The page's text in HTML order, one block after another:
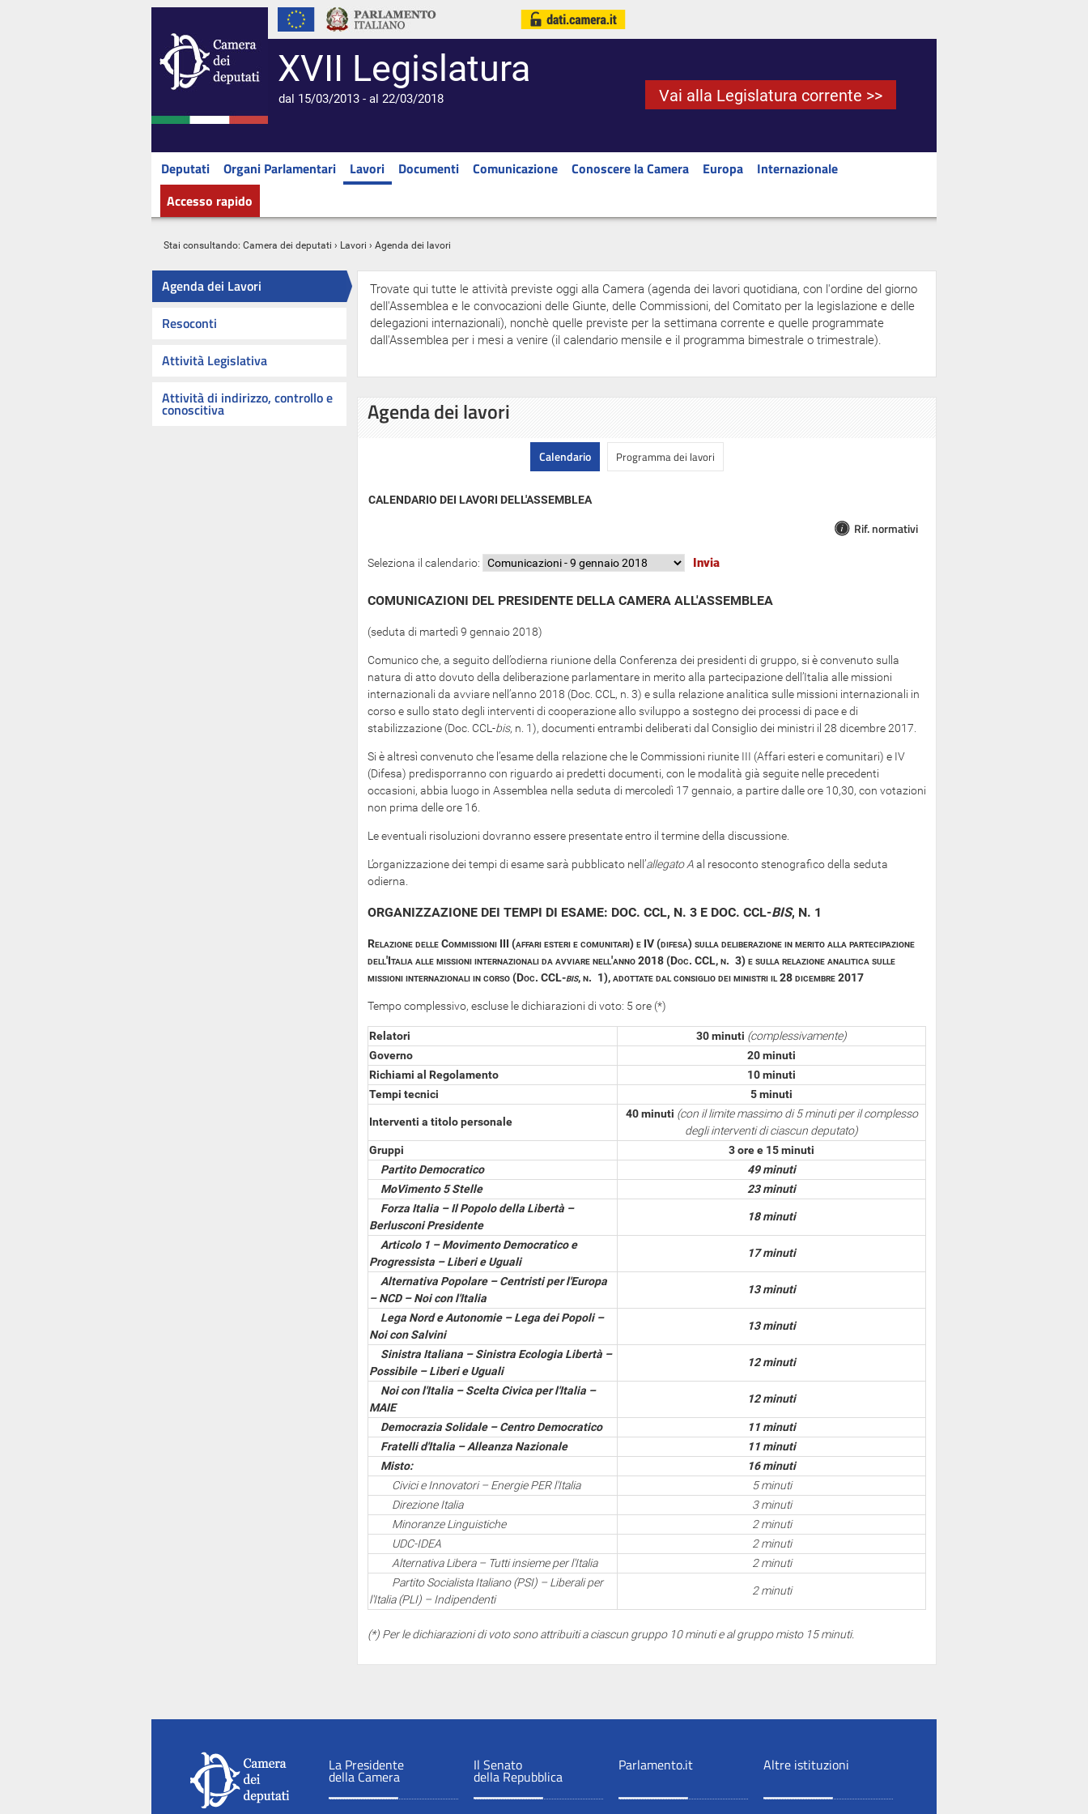
XVII Legislatura
dal 15/03/2013 - al 22/03/2018 Vai alla Legislatura corrente >>
Deputati Organi Parlamentari Lavori Documenti Comunicazione Conoscere la Camera Europa
Internazionale
Accesso rapido
Stai consultando: Camera dei deputati › Lavori › Agenda dei lavori
Agenda dei Lavori
Resoconti
Attività Legislativa
Attività di indirizzo, controllo e
conoscitiva
Trovate qui tutte le attività previste oggi alla Camera (agenda dei lavori quotidiana, con l'ordine del giorno
dell'Assemblea e le convocazioni delle Giunte, delle Commissioni, del Comitato per la legislazione e delle
delegazioni internazionali), nonchè quelle previste per la settimana corrente e quelle programmate
dall'Assemblea per i mesi a venire (il calendario mensile e il programma bimestrale o trimestrale).
Agenda dei lavori
Programma dei lavori
Calendario
CALENDARIO DEI LAVORI DELL'ASSEMBLEA
Rif. normativi
Seleziona il calendario:
COMUNICAZIONI DEL PRESIDENTE DELLA CAMERA ALL'ASSEMBLEA
(seduta di martedì 9 gennaio 2018)
Comunico che, a seguito dell’odierna riunione della Conferenza dei presidenti di gruppo, si è convenuto sulla
natura di atto dovuto della deliberazione parlamentare in merito alla partecipazione dell’Italia alle missioni
internazionali da avviare nell’anno 2018 (Doc. CCL, n. 3) e sulla relazione analitica sulle missioni internazionali in
corso e sullo stato degli interventi di cooperazione allo sviluppo a sostegno dei processi di pace e di
stabilizzazione (Doc. CCL-bis, n. 1), documenti entrambi deliberati dal Consiglio dei ministri il 28 dicembre 2017.
Si è altresì convenuto che l’esame della relazione che le Commissioni riunite III (Affari esteri e comunitari) e IV
(Difesa) predisporranno con riguardo ai predetti documenti, con le modalità già seguite nelle precedenti
occasioni, abbia luogo in Assemblea nella seduta di mercoledì 17 gennaio, a partire dalle ore 10,30, con votazioni
non prima delle ore 16.
Le eventuali risoluzioni dovranno essere presentate entro il termine della discussione.
L’organizzazione dei tempi di esame sarà pubblicato nell’allegato Aal resoconto stenografico della seduta
odierna.
ORGANIZZAZIONE DEI TEMPI DI ESAME: DOC. CCL, N. 3 E DOC. CCL-BIS, N. 1
Relazione delle Commissioni III (affari esteri e comunitari) e IV (difesa) sulla deliberazione in merito alla partecipazione
dell'Italia alle missioni internazionali da avviare nell'anno 2018 (Doc. CCL, n. 3) e sulla relazione analitica sulle
missioni internazionali in corso (Doc. CCL-bis, n. 1), adottate dal consiglio dei ministri il 28 dicembre 2017
Tempo complessivo, escluse le dichiarazioni di voto: 5 ore (*)
Relatori 30 minuti (complessivamente)
Governo
20 minuti
Richiami al Regolamento
10 minuti
Tempi tecnici
5 minuti
Interventi a titolo personale
40 minuti (con il limite massimo di 5 minuti per il complesso
degli interventi di ciascun deputato)
Gruppi
3 ore e 15 minuti
Partito Democratico
49 minuti
MoVimento 5 Stelle
23 minuti
Forza Italia – Il Popolo della Libertà –
Berlusconi Presidente
18 minuti
Articolo 1 – Movimento Democratico e
Progressista – Liberi e Uguali
17 minuti
Alternativa Popolare – Centristi per l'Europa
– NCD – Noi con l'Italia
13 minuti
Lega Nord e Autonomie – Lega dei Popoli –
Noi con Salvini
13 minuti
Sinistra Italiana – Sinistra Ecologia Libertà –
Possibile – Liberi e Uguali
12 minuti
Noi con l'Italia – Scelta Civica per l'Italia –
MAIE
12 minuti
Democrazia Solidale – Centro Democratico
11 minuti
Fratelli d'Italia – Alleanza Nazionale
11 minuti
Misto:
16 minuti
Civici e Innovatori – Energie PER l'Italia
5 minuti
Direzione Italia
3 minuti
Minoranze Linguistiche
2 minuti
UDC-IDEA
2 minuti
Alternativa Libera – Tutti insieme per l'Italia
2 minuti
Partito Socialista Italiano (PSI) – Liberali per
l'Italia (PLI) – Indipendenti
2 minuti
(*) Per le dichiarazioni di voto sono attribuiti a ciascun gruppo 10 minuti e al gruppo misto 15 minuti.
La Presidente
della Camera
Il Senato
della Repubblica
Parlamento.it Altre istituzioni